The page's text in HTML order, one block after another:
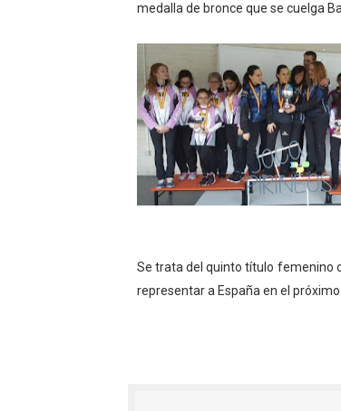
Mundial de
Tour de
Mundial de
Copa del Mundo
Campeonato de
medalla de bronce que se cuelga
Se trata del quinto título femenino
representar a España en el